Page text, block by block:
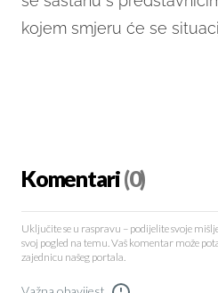
kojem smjeru će se
Komentari(0)
Uključite se u raspravu – podijelite svoje
svoj pogled na temu. Vaš komentar može
zajednicu našeg portala.